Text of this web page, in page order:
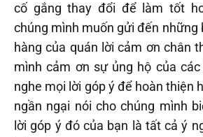
cố gắng thay đổi để làm tốt
chúng mình muốn gửi đến những
hàng của quán lời cảm ơn chân
mình cảm ơn sự ủng hộ của
nghe mọi lời góp ý để hoàn thiện
ngần ngại nói cho chúng mình
lời góp ý đó của bạn là tất cả ý